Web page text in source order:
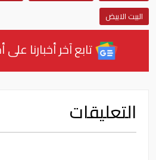
البيت الابيض
تابع آخر أخبارنا
التعليقات